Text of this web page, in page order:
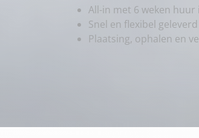
All-in met 6 weken huur
Snel en flexibel
Plaatsing, ophalen en